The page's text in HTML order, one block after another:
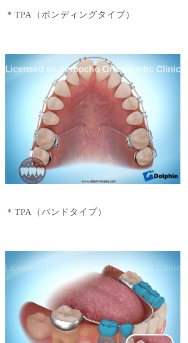
＊TPA（ボンディングタイプ）
＊TPA（バンドタイプ）